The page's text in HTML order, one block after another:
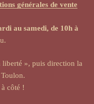
générales de vente
au samedi, de 10h à
liberté », puis direction la
côté !